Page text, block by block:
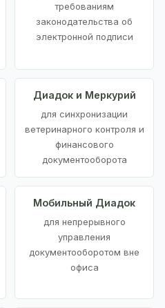
требованиям
законодательства об
электронной подписи
Диадок и Меркурий
для синхронизации
ветеринарного контроля и
финансового
документооборота
Мобильный Диадок
для непрерывного
управления
документооборотом вне
офиса